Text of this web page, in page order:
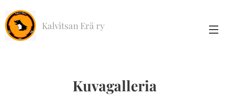
Kalvitsan Erä ry
Kuvagalleria